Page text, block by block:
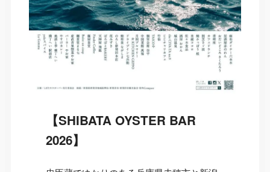
【SHIBATA OYSTER BAR
2026】